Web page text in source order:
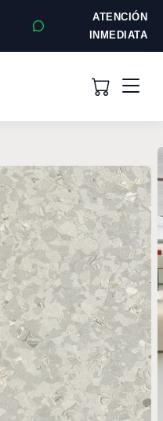
ATENCIÓN
INMEDIATA